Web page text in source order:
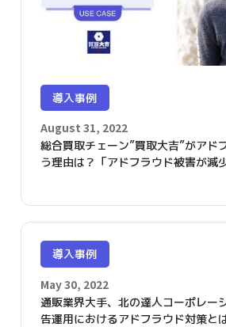
導入事例
August 31, 2022
総合買取チェーン”買取大吉”がアド
う理由は？「アドフラウド被害が減
導入事例
May 30, 2022
通販業界大手、北の達人コーポレー
告運用におけるアドフラウド対策と